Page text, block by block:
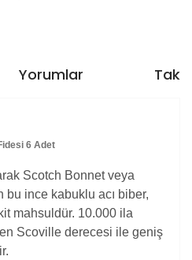
Yorumlar
6 Adet
Scotch Bonnet veya
ince kabuklu acı biber,
mahsuldür. 10.000 ila
Scoville derecesi ile geniş